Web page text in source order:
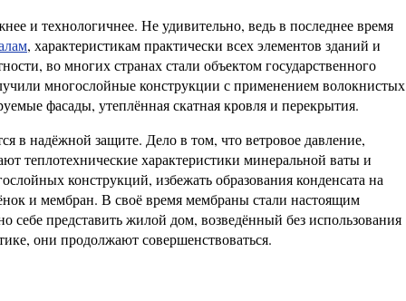
и технологичнее. Не удивительно, ведь в последнее время
, характеристикам практически всех элементов зданий и
во многих странах стали объектом государственного
многослойные конструкции с применением волокнистых
фасады, утеплённая скатная кровля и перекрытия.
в надёжной защите. Дело в том, что ветровое давление,
теплотехнические характеристики минеральной ваты и
конструкций, избежать образования конденсата на
и мембран. В своё время мембраны стали настоящим
себе представить жилой дом, возведённый без использования
они продолжают совершенствоваться.